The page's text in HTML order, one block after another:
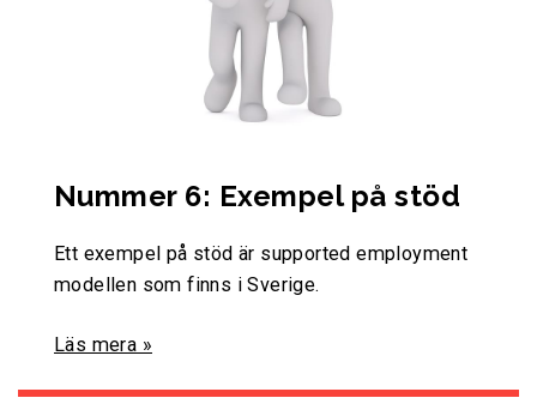
Nummer 6: Exempel på stöd
Ett exempel på stöd är supported employment
modellen som finns i Sverige.
Läs mera »